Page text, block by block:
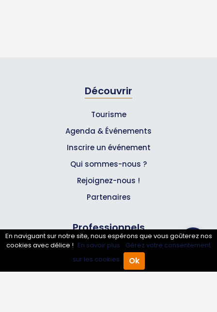
Annuaire Pro Agenda
Découvrir
Tourisme
Agenda & Événements
Inscrire un événement
Qui sommes-nous ?
Rejoignez-nous !
Partenaires
Professionnels
Annuaire pro
Inscrire mon entreprise
En naviguant sur notre site, nous espérons que vous goûterez nos
cookies avec délice ! En savoir plus. Gérez votre consentement
sur les cookies.
Ok